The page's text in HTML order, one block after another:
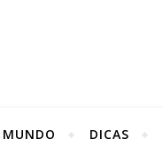
DICAS